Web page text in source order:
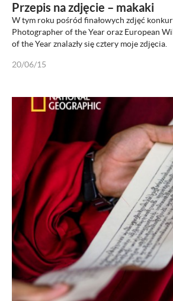
Przepis na zdjęcie – makaki
W tym roku pośród finałowych zdjęć
Photographer of the Year oraz European
of the Year znalazły się cztery moje zdjęcia.
20/06/15